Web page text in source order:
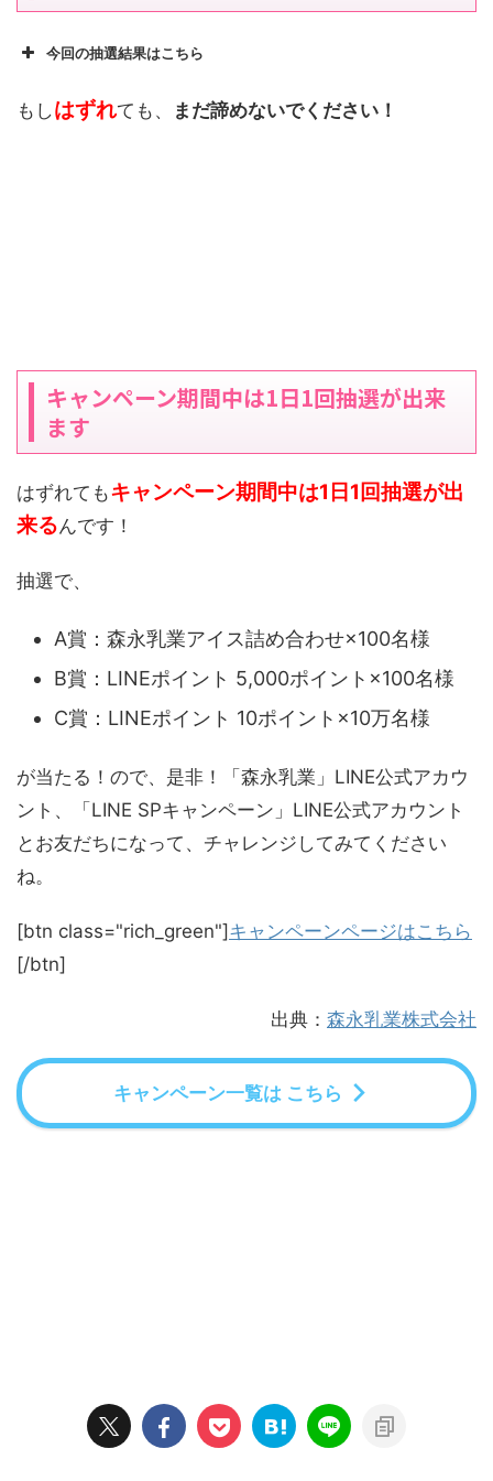
今回の抽選結果はこちら
もしはずれても、 まだ諦めないでください！
キャンペーン期間中は1日1回抽選が出来
ます
はずれてもキャンペーン期間中は1日1回抽選が出
来るんです！
抽選で、
A賞：森永乳業アイス詰め合わせ×100名様
B賞：LINEポイント 5,000ポイント×100名様
C賞：LINEポイント 10ポイント×10万名様
が当たる！ので、是非！「森永乳業」LINE公式アカウ
ント、「LINE SPキャンペーン」LINE公式アカウント
とお友だちになって、チャレンジしてみてください
ね。
[btn class="rich_green"]キャンペーンページはこちら
[/btn]
出典： 森永乳業株式会社
キャンペーン一覧は こちら